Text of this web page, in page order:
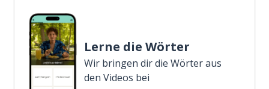
Lerne die Wörter
Wir bringen dir die Wörter aus
den Videos bei